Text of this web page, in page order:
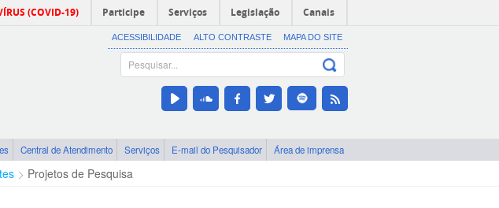
(COVID-19) Participe Serviços Legislação Canais
ACESSIBILIDADE ALTO CONTRASTE MAPA DO SITE
Central de Atendimento Serviços E-mail do Pesquisador Área de imprensa
Projetos de Pesquisa